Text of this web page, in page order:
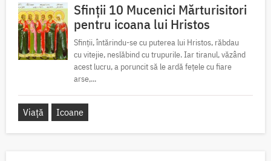
Sfinții 10 Mucenici Mărturisitori
pentru icoana lui Hristos
Sfinții, întărindu-se cu puterea lui Hristos, răbdau
cu vitejie, neslăbind cu trupurile. Iar tiranul, văzând
acest lucru, a poruncit să le ardă fețele cu fiare
arse,...
Viață Icoane